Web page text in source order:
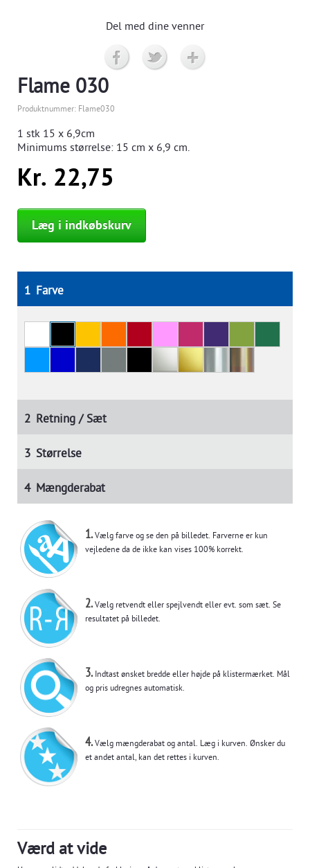
Del med dine venner
Flame 030
Produktnummer: Flame030
1 stk 15 x 6,9cm
Minimums størrelse: 15 cm x 6,9 cm.
Kr. 22,75
Læg i indkøbskurv
1 Farve
2 Retning / Sæt
3 Størrelse
4 Mængderabat
1.Vælg farve og se den på billedet. Farverne er kun
vejledene da de ikke kan vises 100% korrekt.
2.Vælg retvendt eller spejlvendt eller evt. som sæt. Se
resultatet på billedet.
3.Indtast ønsket bredde eller højde på klistermærket. Mål
og pris udregnes automatisk.
4.Vælg mængderabat og antal. Læg i kurven. Ønsker du
et andet antal, kan det rettes i kurven.
Værd at vide